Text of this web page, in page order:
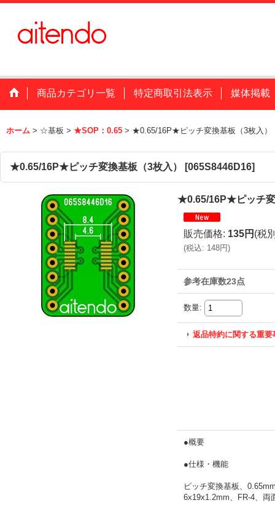
商品カテゴリ一覧 特定商取引法表示 媒体掲載
ホーム > ☆基板 > ★SOP：0.65 > ★0.65/16P★ピッチ変換基板（3枚入）
★0.65/16P★ピッチ変換基板（3枚入） [065S8446D16]
★0.65/16P★ピッチ
販売価格: 135円 (税
(税込: 148円)
参考在庫数23点
数量:
返品特約に関する重要
●概要
●仕様・機能
ピッチ変換基板、
6x19x1.2mm、FR-4、両